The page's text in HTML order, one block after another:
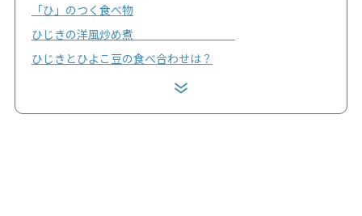
「ひ」のつく食べ物
ひじきの洋風炒め煮
ひじきとひよこ豆の食べ合わせは？